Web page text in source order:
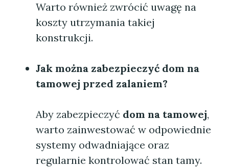
Warto również zwrócić uwagę na
koszty utrzymania takiej
konstrukcji.
Jak można zabezpieczyć dom na
tamowej przed zalaniem?
Aby zabezpieczyć dom na tamowej,
warto zainwestować w odpowiednie
systemy odwadniające oraz
regularnie kontrolować stan tamy.